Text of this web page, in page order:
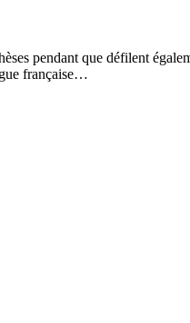
pendant que défilent
française…